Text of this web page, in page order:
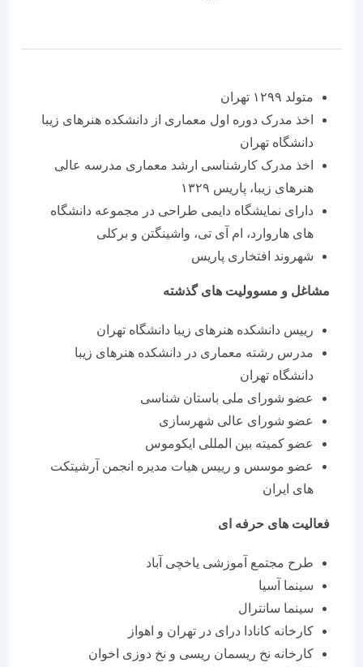
متولد ۱۲۹۹ تهران
اخذ مدرک دوره اول معماری از دانشکده هنرهای زیبا
دانشگاه تهران
اخذ مدرک کارشناسی ارشد معماری مدرسه عالی
هنرهای زیبا، پاریس ۱۳۲۹
دارای نمایشگاه دایمی طراحی در مجموعه دانشگاه
های هاروارد، ام آی تی، واشینگتن و برکلی
شهروند افتخاری پاریس
مشاغل و مسوولیت های گذشته
رییس دانشکده هنرهای زیبا دانشگاه تهران
مدرس رشته معماری در دانشکده هنرهای زیبا
دانشگاه تهران
عضو شورای ملی باستان شناسی
عضو شورای عالی شهرسازی
عضو کمیته بین المللی ایکوموس
عضو موسس و رییس هیات مدیره انجمن آرشیتکت
های ایران
فعالیت های حرفه ای
طرح مجتمع آموزشی یاخچی آباد
سینما آسیا
سینما سانترال
کارخانه کانادا درای در تهران و اهواز
کارخانه نخ ریسمان ریسی و نخ دوزی اخوان